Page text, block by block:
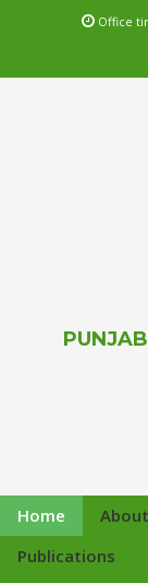
Office
Home
Publications